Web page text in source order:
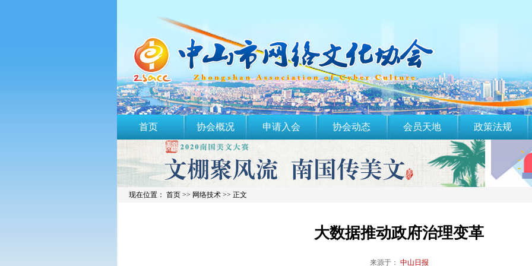
首页 协会概况 申请入会 协会动态 会员天地 政策法规
现在位置： 首页 >> 网络技术 >> 正文
大数据推动政府治理变革
来源于： 中山日报